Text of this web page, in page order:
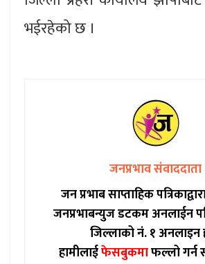
भईरहेको छ ।
जनप्रभाव संवाददाता
जन प्रभाब साप्ताहिक
जनप्रभाबन्युज डटकम अनलाईन
जिल्लाको नं. १ अनलाइन
हामीलाईफेसबुकमाफल्लो गर्न